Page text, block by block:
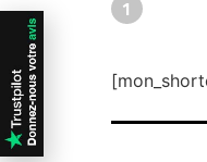
1